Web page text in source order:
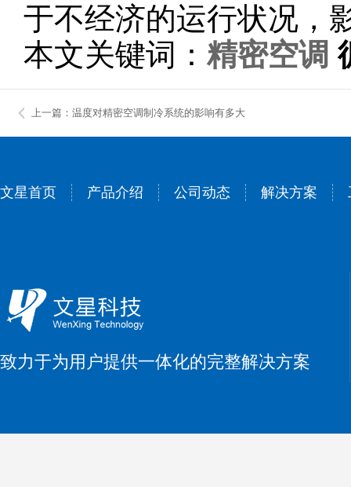
于不经济的运行状况，
本文关键词： 精密空调
上一篇：温度对精密空调制冷系统的影响有多大
文星首页 产品介绍 公司动态 解决方案
致力于为用户提供一体化的完整解决方案